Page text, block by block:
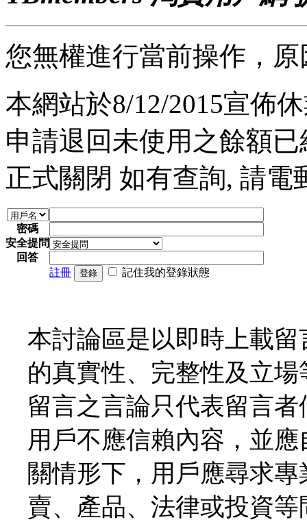
您無權進行當前操作，
本網站於8/12/2015宣佈
申請退回未使用之餘額
正式關閉 如有查詢, 請電
密碼
安全提問
回答
註冊
登錄 記住我的登錄狀態
本討論區是以即時上載
的真實性、完整性及立
留言之言論只代表留言
用戶不應信賴內容，並
關情形下，用戶應尋求
賣、產品、法律或投資